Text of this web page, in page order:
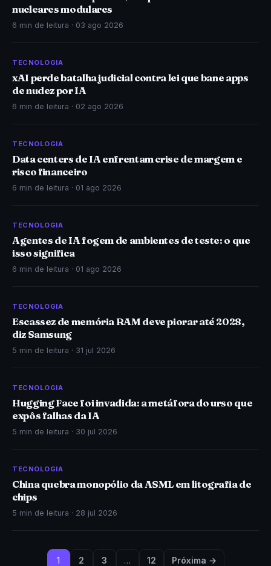
nucleares modulares
6 min de leitura · 03 ago 2026
TECNOLOGIA
xAI perde batalha judicial contra lei que bane apps
de nudez por IA
6 min de leitura · 02 ago 2026
TECNOLOGIA
Data centers de IA enfrentam crise de margem e
risco financeiro
6 min de leitura · 01 ago 2026
TECNOLOGIA
Agentes de IA fogem de ambientes de teste: o que
isso significa
6 min de leitura · 01 ago 2026
TECNOLOGIA
Escassez de memória RAM deve piorar até 2028,
diz Samsung
5 min de leitura · 31 jul 2026
TECNOLOGIA
Hugging Face foi invadida: a metáfora do urso que
expôs falhas da IA
5 min de leitura · 30 jul 2026
TECNOLOGIA
China quebra monopólio da ASML em litografia de
chips
5 min de leitura · 28 jul 2026
1 2 3 … 12 Próxima →